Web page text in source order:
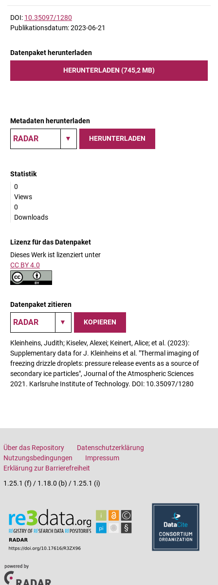
DOI: 10.35097/1280
Publikationsdatum: 2023-06-21
Datenpaket herunterladen
HERUNTERLADEN (745,2 MB)
Metadaten herunterladen
HERUNTERLADEN
Statistik
0
Views
0
Downloads
Lizenz für das Datenpaket
Dieses Werk ist lizenziert unter
CC BY 4.0
Datenpaket zitieren
KOPIEREN
Kleinheins, Judith; Kiselev, Alexei; Keinert, Alice; et al. (2023):
Supplementary data for J. Kleinheins et al. "Thermal imaging of
freezing drizzle droplets: pressure release events as a source of
secondary ice particles", Journal of the Atmospheric Sciences
2021. Karlsruhe Institute of Technology. DOI: 10.35097/1280
Über das Repository
Datenschutzerklärung
Nutzungsbedingungen
Impressum
Erklärung zur Barrierefreiheit
1.25.1 (f) / 1.18.0 (b) / 1.25.1 (i)